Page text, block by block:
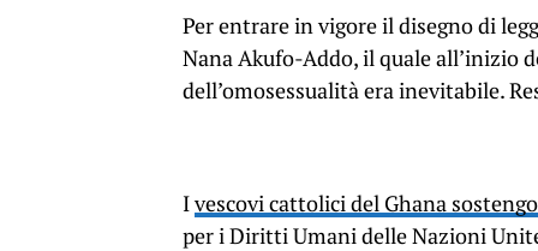
Per entrare in vigore il disegno di
Nana Akufo-Addo, il quale all’inizio
dell’omosessualità era inevitabile.
Ivescovi cattolici del Ghana
per i Diritti Umani delle Nazioni